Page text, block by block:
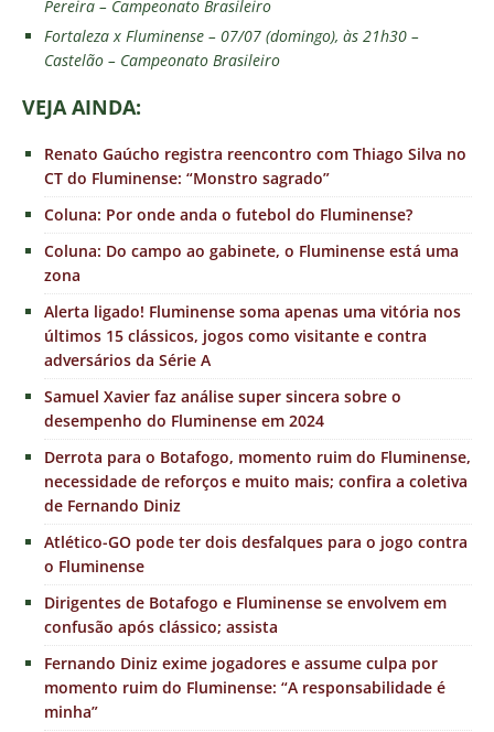
Pereira – Campeonato Brasileiro
Fortaleza x Fluminense – 07/07 (domingo), às 21h30 –
Castelão – Campeonato Brasileiro
VEJA AINDA:
Renato Gaúcho registra reencontro com Thiago Silva no
CT do Fluminense: “Monstro sagrado”
Coluna: Por onde anda o futebol do Fluminense?
Coluna: Do campo ao gabinete, o Fluminense está uma
zona
Alerta ligado! Fluminense soma apenas uma vitória nos
últimos 15 clássicos, jogos como visitante e contra
adversários da Série A
Samuel Xavier faz análise super sincera sobre o
desempenho do Fluminense em 2024
Derrota para o Botafogo, momento ruim do Fluminense,
necessidade de reforços e muito mais; confira a coletiva
de Fernando Diniz
Atlético-GO pode ter dois desfalques para o jogo contra
o Fluminense
Dirigentes de Botafogo e Fluminense se envolvem em
confusão após clássico; assista
Fernando Diniz exime jogadores e assume culpa por
momento ruim do Fluminense: “A responsabilidade é
minha”